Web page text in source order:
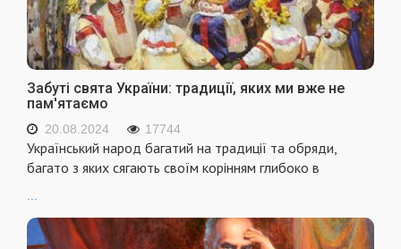
Забуті свята України: традиції, яких ми вже не
пам'ятаємо
20.08.2024 17744
Український народ багатий на традиції та обряди,
багато з яких сягають своїм корінням глибоко в
...